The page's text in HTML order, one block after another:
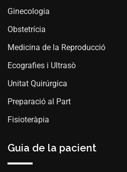
Ginecologia
Obstetrícia
Medicina de la Reproducció
Ecografies i Ultrasò
Unitat Quirúrgica
Preparació al Part
Fisioteràpia
Guia de la pacient